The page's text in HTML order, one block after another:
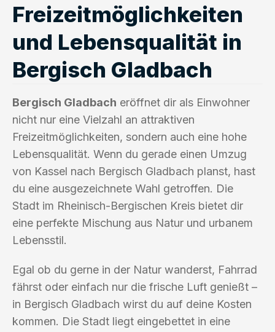
Freizeitmöglichkeiten
und Lebensqualität in
Bergisch Gladbach
Bergisch Gladbach eröffnet dir als Einwohner
nicht nur eine Vielzahl an attraktiven
Freizeitmöglichkeiten, sondern auch eine hohe
Lebensqualität. Wenn du gerade einen Umzug
von Kassel nach Bergisch Gladbach planst, hast
du eine ausgezeichnete Wahl getroffen. Die
Stadt im Rheinisch-Bergischen Kreis bietet dir
eine perfekte Mischung aus Natur und urbanem
Lebensstil.
Egal ob du gerne in der Natur wanderst, Fahrrad
fährst oder einfach nur die frische Luft genießt –
in Bergisch Gladbach wirst du auf deine Kosten
kommen. Die Stadt liegt eingebettet in eine